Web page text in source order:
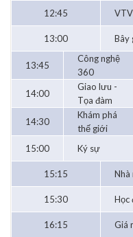
12:45
13:00 Bây
13:45
Công nghệ
360
14:00
Giao lưu -
Tọa đàm
14:30
Khám phá
thế giới
15:00 Ký sự
15:15 Nhà
15:30 Học
16:15 Giá